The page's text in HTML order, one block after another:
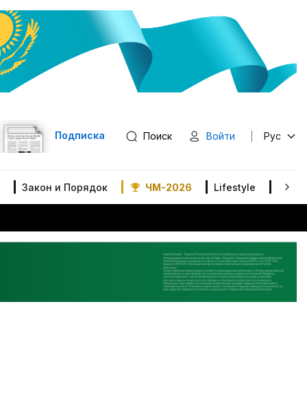
Подписка Поиск Войти Рус
Закон и Порядок ЧМ-2026 Lifestyle В